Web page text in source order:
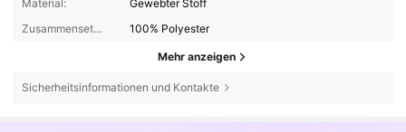
Material:
Gewebter Stoff
Zusammensetzung:
100% Polyester
Mehr anzeigen
Sicherheitsinformationen und Kontakte